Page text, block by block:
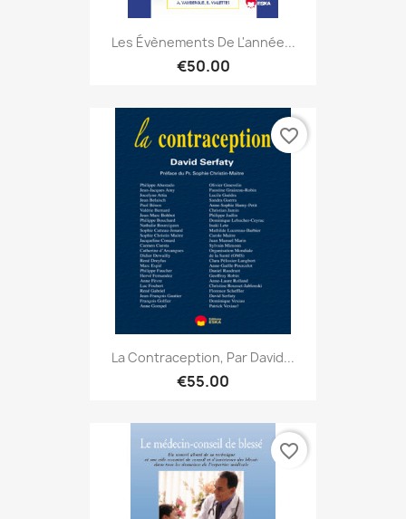
Les Évènements De L'année...
€50.00
La Contraception, Par David...
€55.00
favorite_border
favorite_border